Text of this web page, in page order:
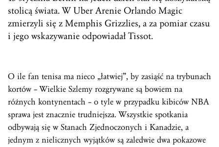
stolicą świata. W Uber Arenie Orlando Magic
zmierzyli się z Memphis Grizzlies, a za pomiar czasu
i jego wskazywanie odpowiadał Tissot.
O ile fan tenisa ma nieco „łatwiej”, by zasiąść na trybunach
kortów – Wielkie Szlemy rozgrywane są bowiem na
różnych kontynentach – o tyle w przypadku kibiców NBA
sprawa jest znacznie trudniejsza. Wszystkie spotkania
odbywają się w Stanach Zjednoczonych i Kanadzie, a
jednym z nielicznych wyjątków są zaledwie dwa pokazowe